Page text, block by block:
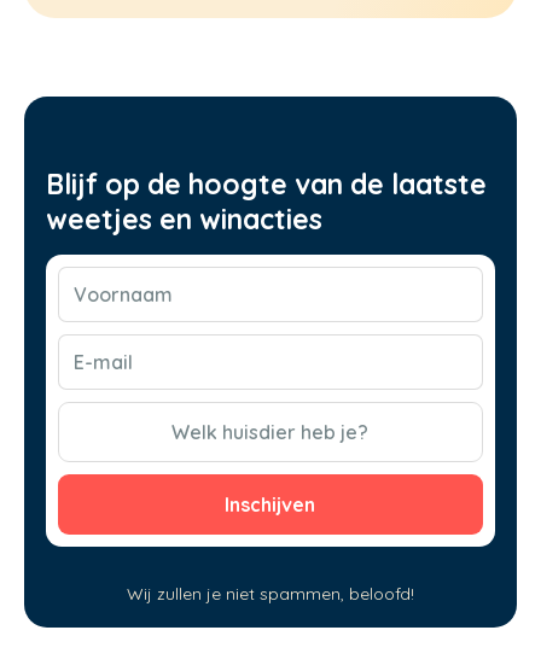
Blijf op de hoogte van de laatste
weetjes en winacties
(Vereist)
Welk huisdier heb je?
Wij zullen je niet spammen, beloofd!